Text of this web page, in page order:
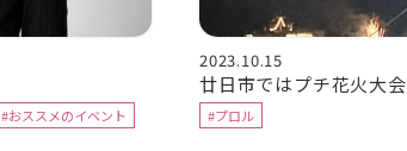
#おススメのイベント
2023.10.15
廿日市ではプチ花火大会
#プロル